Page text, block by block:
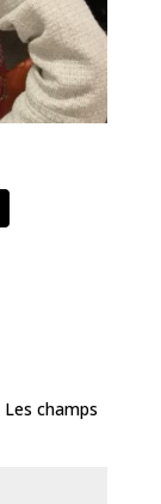
P
r
Les champs